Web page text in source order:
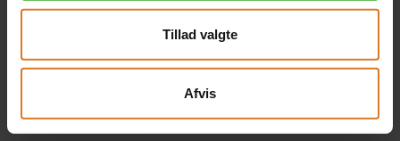
Tillad valgte
Afvis